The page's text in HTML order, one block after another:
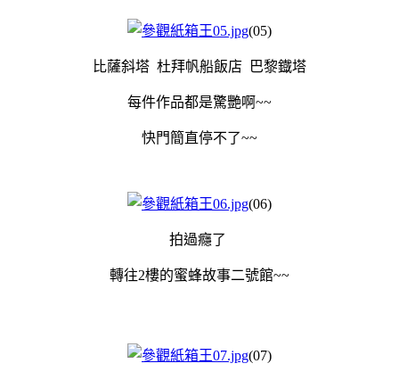
(05)
比薩斜塔 杜拜帆船飯店 巴黎鐡塔
每件作品都是驚艷啊~~
快門簡直停不了~~
(06)
拍過癮了
轉往2樓的蜜蜂故事二號館~~
(07)